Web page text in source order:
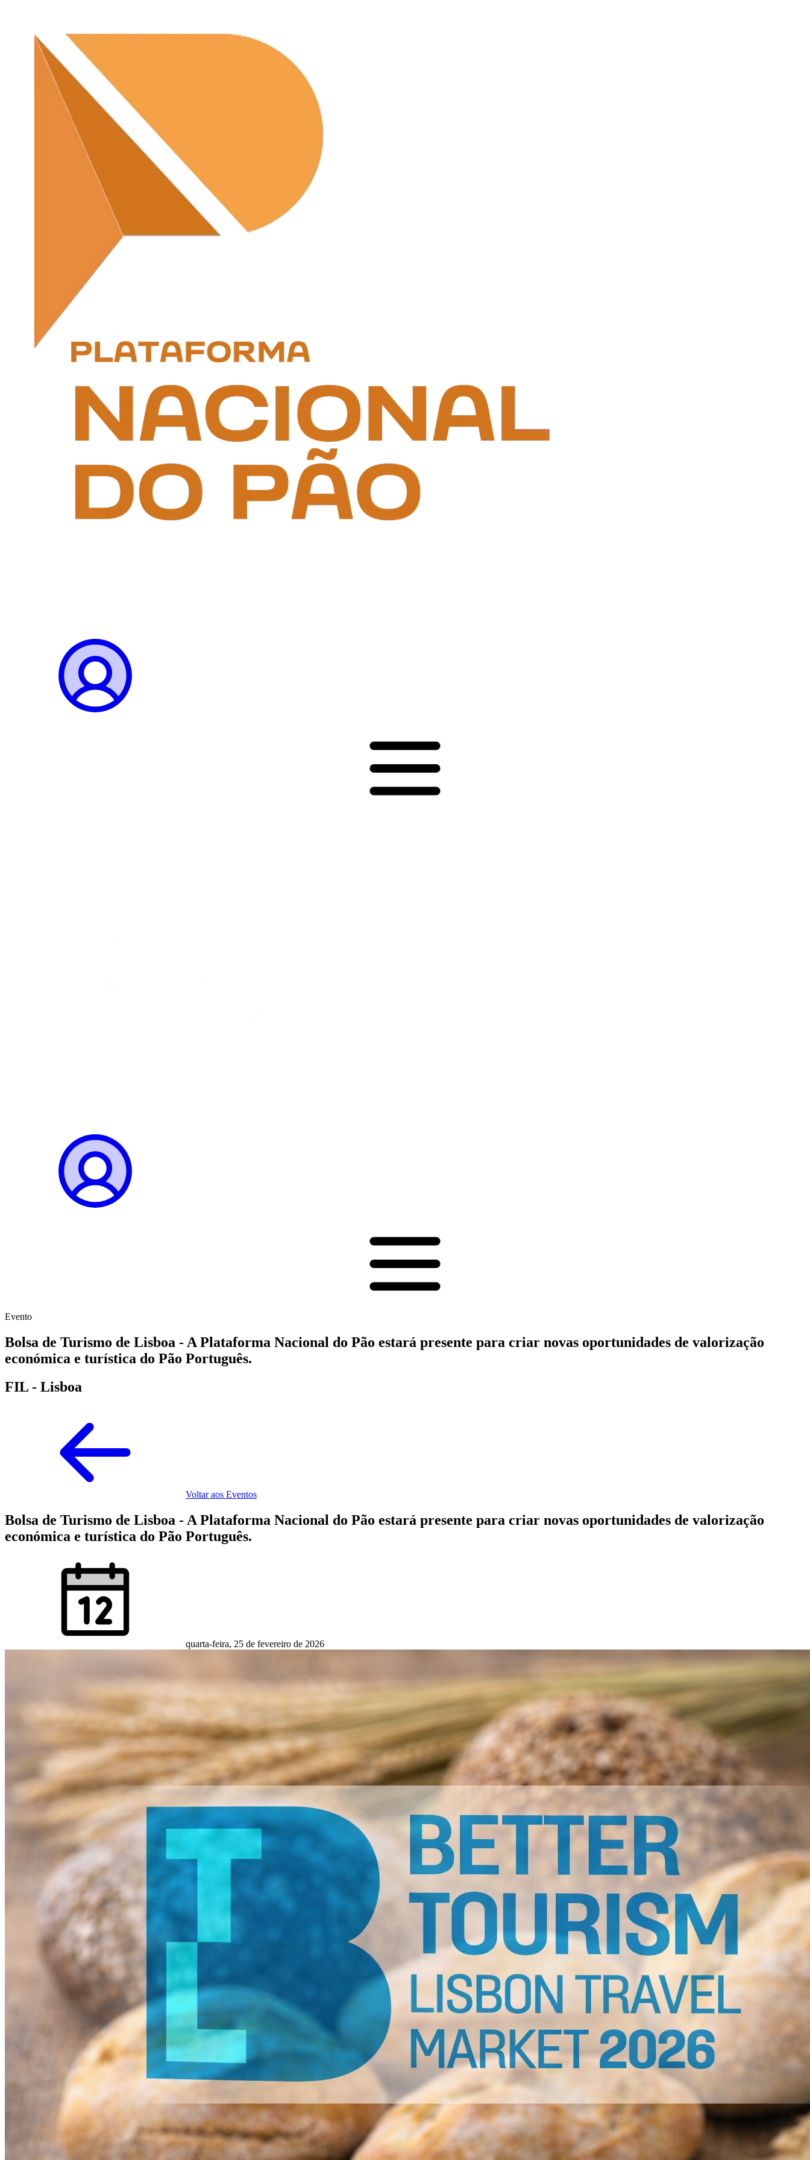
Evento
Bolsa de Turismo de Lisboa - A Plataforma Nacional do Pão estará presente para criar novas oportunidades de valorização
económica e turística do Pão Português.
FIL - Lisboa
Voltar aos Eventos
Bolsa de Turismo de Lisboa - A Plataforma Nacional do Pão estará presente para criar novas oportunidades de valorização
económica e turística do Pão Português.
quarta-feira, 25 de fevereiro de 2026